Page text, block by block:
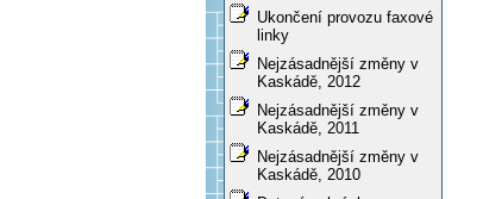
Ukončení provozu faxové
linky
Nejzásadnější změny v
Kaskádě, 2012
Nejzásadnější změny v
Kaskádě, 2011
Nejzásadnější změny v
Kaskádě, 2010